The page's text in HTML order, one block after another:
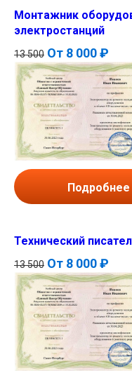
Монтажник
электростанций
13 500 От 8 000 ₽
Подробнее
Технический
13 500 От 8 000 ₽